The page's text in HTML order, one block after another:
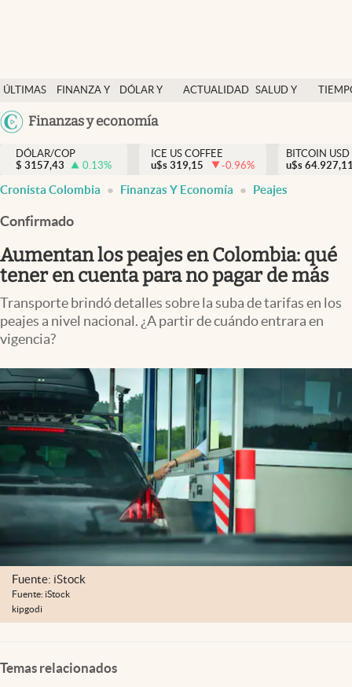
ÚLTIMAS
NOTICIAS
FINANZA Y
DÓLAR Y
ACTUALIDAD SALUD Y
México
Finanzas y economía
Salud y nutrición
Vida espiritual
Actualidad
Colombia
DÓLAR/COP
$ 3157,43 0.13%
ICE US COFFEE
u$s 319,15 -0.96%
BITCOIN USD
u$s
Cronista Colombia Finanzas Y Economía Peajes
Confirmado
Aumentan los peajes en Colombia: qué
tener en cuenta para no pagar de más
Transporte brindó detalles sobre la suba de tarifas en los
peajes a nivel nacional. ¿A partir de cuándo entrara en
vigencia?
Fuente: iStock
Fuente: iStock
kipgodi
Temas relacionados